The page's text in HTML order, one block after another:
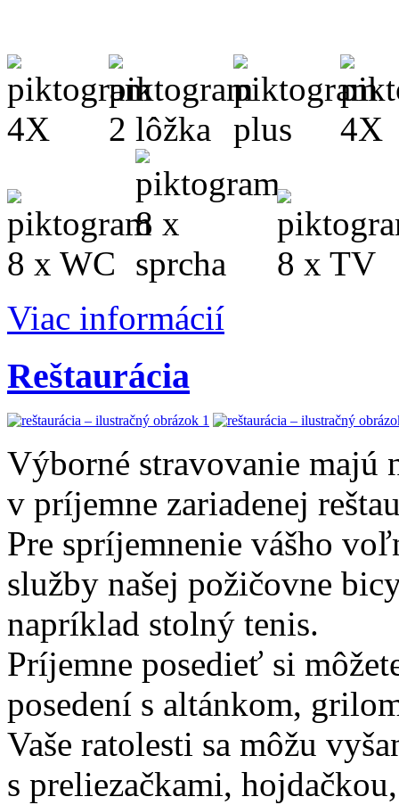
Viac informácií
Reštaurácia
Výborné stravovanie majú
v príjemne zariadenej
Pre spríjemnenie vášho
služby našej požičovne
napríklad stolný tenis.
Príjemne posedieť si
posedení s altánkom,
Vaše ratolesti sa môžu
s preliezačkami,